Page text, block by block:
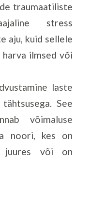
traumaatiliste
stress
aju, kuid sellele
ilmsed või
laste
See
võimaluse
noori, kes on
juures või on